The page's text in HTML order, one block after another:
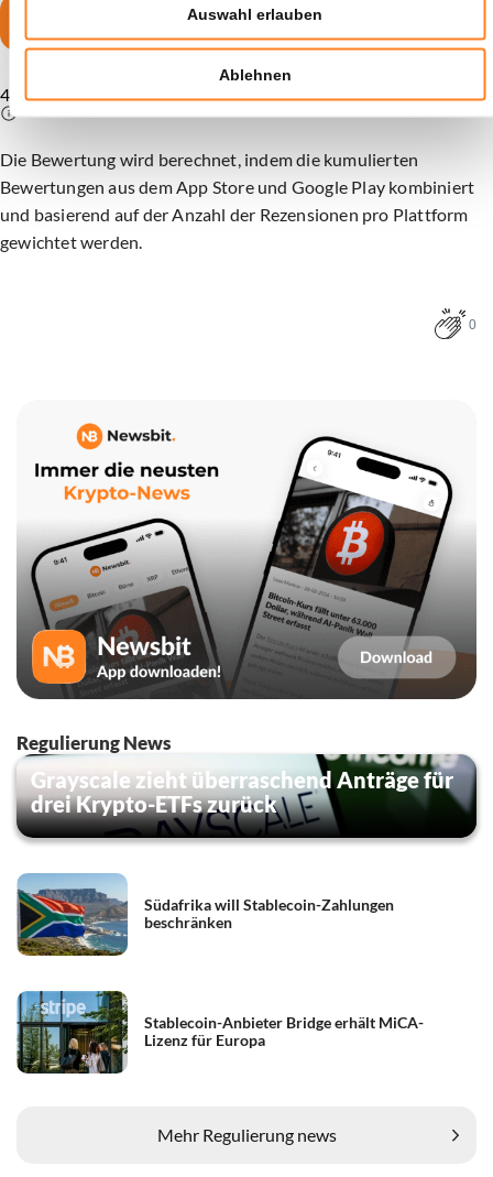
Auswahl erlauben
Ablehnen
15 XRP sichern
Sie werden weitergeleitet zu
4,5
Die Bewertung wird berechnet, indem die kumulierten
Bewertungen aus dem App Store und Google Play kombiniert
und basierend auf der Anzahl der Rezensionen pro Plattform
gewichtet werden.
0
Regulierung News
Grayscale zieht überraschend Anträge für
drei Krypto-ETFs zurück
Südafrika will Stablecoin-Zahlungen
beschränken
Stablecoin-Anbieter Bridge erhält MiCA-
Lizenz für Europa
Mehr Regulierung news